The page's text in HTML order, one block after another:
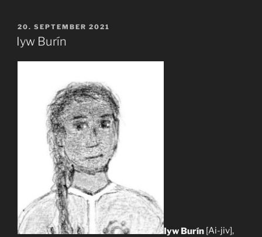
VERÖFFENTLICHT
AM
20. SEPTEMBER 2021
Iyw Burín
Iyw Burín [Ai-jiv],